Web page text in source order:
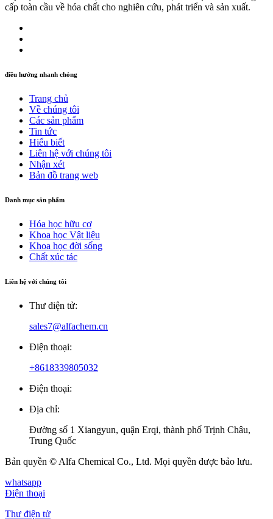
cấp toàn cầu về hóa chất cho nghiên cứu, phát triển và sản xuất.
điều hướng nhanh chóng
Trang chủ
Về chúng tôi
Các sản phẩm
Tin tức
Hiểu biết
Liên hệ với chúng tôi
Nhận xét
Bản đồ trang web
Danh mục sản phẩm
Hóa học hữu cơ
Khoa học Vật liệu
Khoa học đời sống
Chất xúc tác
Liên hệ với chúng tôi
Thư điện tử:
sales7@alfachem.cn
Điện thoại:
+8618339805032
Điện thoại:
Địa chỉ:
Đường số 1 Xiangyun, quận Erqi, thành phố Trịnh Châu,
Trung Quốc
Bản quyền © Alfa Chemical Co., Ltd. Mọi quyền được bảo lưu.
whatsapp
Điện thoại
Thư điện tử